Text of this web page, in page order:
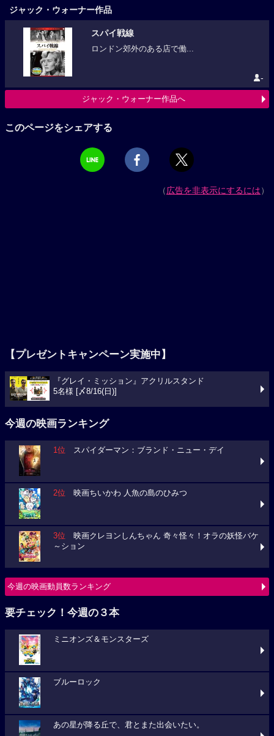
ジャック・ウォーナー作品
スパイ戦線
ロンドン郊外のある店で働...
-
ジャック・ウォーナー作品へ
このページをシェアする
（広告を非表示にするには）
【プレゼントキャンペーン実施中】
『グレイ・ミッション』アクリルスタンド
5名様 [〆8/16(日)]
今週の映画ランキング
1位 スパイダーマン：ブランド・ニュー・デイ
2位 映画ちいかわ 人魚の島のひみつ
3位 映画クレヨンしんちゃん 奇々怪々！オラの妖怪バケ
～ション
今週の映画動員数ランキング
要チェック！今週の３本
ミニオンズ＆モンスターズ
ブルーロック
あの星が降る丘で、君とまた出会いたい。